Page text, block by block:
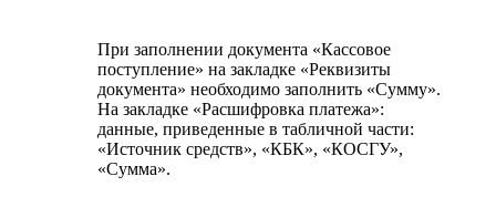
При заполнении документа «Кассовое
поступление» на закладке «Реквизиты
документа» необходимо заполнить «Сумму».
На закладке «Расшифровка платежа»:
данные, приведенные в табличной части:
«Источник средств», «КБК», «КОСГУ»,
«Сумма».